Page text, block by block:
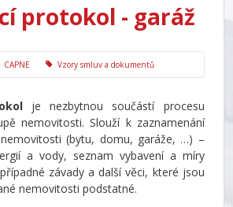
protokol - garáž
CAPNE Vzory smluv a dokumentů
je nezbytnou součástí procesu
nemovitosti. Slouží k zaznamenání
(bytu, domu, garáže, …) –
a vody, seznam vybavení a míry
závady a další věci, které jsou
nemovitosti podstatné.